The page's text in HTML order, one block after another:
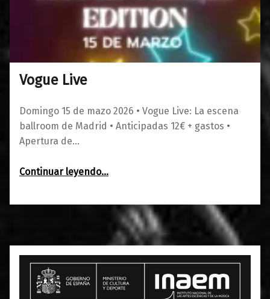
Vogue Live
Domingo 15 de mazo 2026 • Vogue Live: La escena
ballroom de Madrid • Anticipadas 12€ + gastos •
Apertura de…
Continuar leyendo…
01/02/2026
0Maravillas